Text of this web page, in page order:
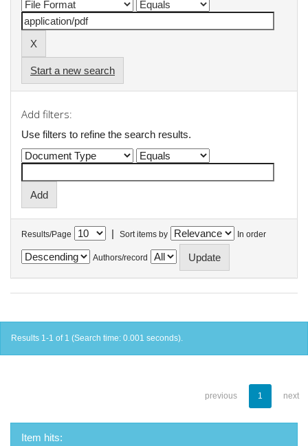
Start a new search
Add filters:
Use filters to refine the search results.
Results/Page | Sort items by In order
Authors/record
Results 1-1 of 1 (Search time: 0.001 seconds).
previous 1 next
Item hits: